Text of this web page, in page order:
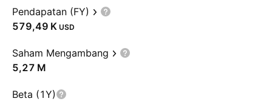
Pendapatan (FY)
‪579,49 K‬ USD
Saham Mengambang
‪5,27 M‬
Beta (1Y)